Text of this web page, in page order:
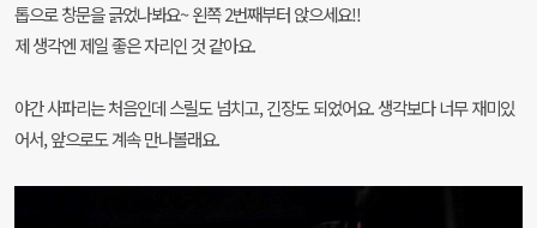
톱으로 창문을 긁었나봐요~ 왼쪽 2번째부터 앉으세요!!
제 생각엔 제일 좋은 자리인 것 같아요.
야간 사파리는 처음인데 스릴도 넘치고, 긴장도 되었어요. 생각보다너무 재미있
어서, 앞으로도 계속 만나볼래요.